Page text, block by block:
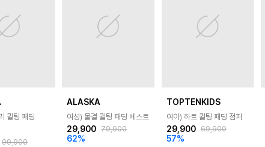
퀼팅 패딩
99,900
ALASKA
여성) 물결 퀼팅 패딩 베스트
29,900 79,900
62%
TOPTENKIDS
여아) 하트 퀼팅 패딩 점퍼
29,900 69,900
57%